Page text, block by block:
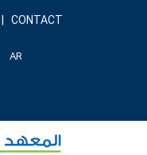
CONTACT
AR